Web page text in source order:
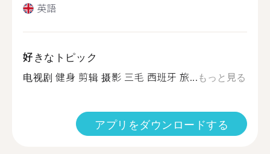
英語
好きなトピック
电视剧 健身 剪辑 摄影 三毛 西班牙 旅...もっと見る
アプリをダウンロードする